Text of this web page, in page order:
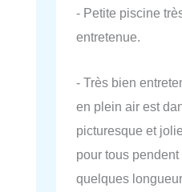
- Petite piscine
entretenue.
- Très bien
en plein air est
picturesque et
pour tous
quelques